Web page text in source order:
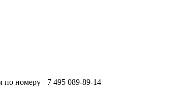
по номеру +7 495 089-89-14